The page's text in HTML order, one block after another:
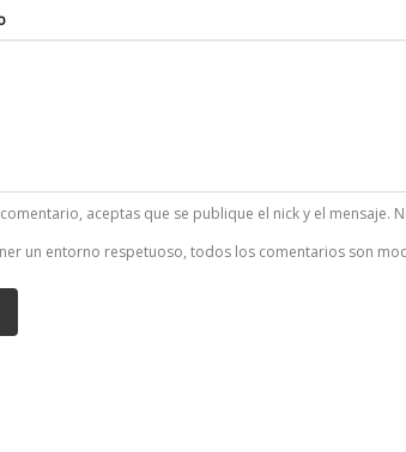
aceptas que se publique el nick y el mensaje.
un entorno respetuoso, todos los comentarios son